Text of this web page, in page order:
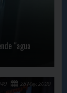
“agua
28 May, 2020